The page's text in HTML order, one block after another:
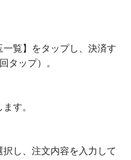
一覧】をタップし、決済す
タップ）。
す。
択し、注文内容を入力して